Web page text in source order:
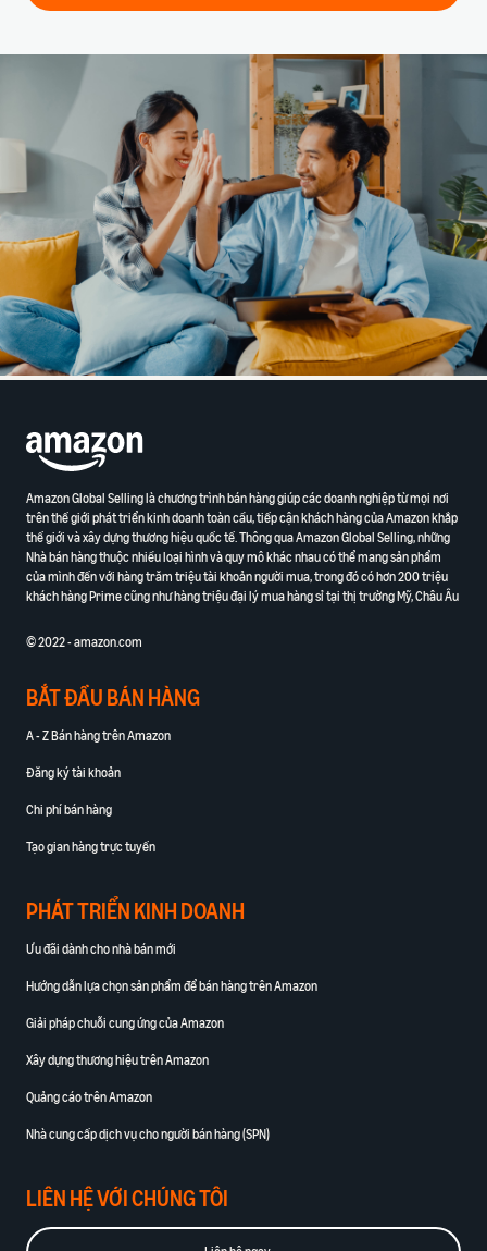
Amazon Global Selling là chương trình bán hàng giúp các doanh nghiệp từ mọi nơi
trên thế giới phát triển kinh doanh toàn cầu, tiếp cận khách hàng của Amazon khắp
thế giới và xây dựng thương hiệu quốc tế. Thông qua Amazon Global Selling, những
Nhà bán hàng thuộc nhiều loại hình và quy mô khác nhau có thể mang sản phẩm
của mình đến với hàng trăm triệu tài khoản người mua, trong đó có hơn 200 triệu
khách hàng Prime cũng như hàng triệu đại lý mua hàng sỉ tại thị trường Mỹ, Châu Âu
© 2022 - amazon.com
BẮT ĐẦU BÁN HÀNG
A - Z Bán hàng trên Amazon
Đăng ký tài khoản
Chi phí bán hàng
Tạo gian hàng trực tuyến
PHÁT TRIỂN KINH DOANH
Ưu đãi dành cho nhà bán mới
Hướng dẫn lựa chọn sản phẩm để bán hàng trên Amazon
Giải pháp chuỗi cung ứng của Amazon
Xây dựng thương hiệu trên Amazon
Quảng cáo trên Amazon
Nhà cung cấp dịch vụ cho người bán hàng (SPN)
LIÊN HỆ VỚI CHÚNG TÔI